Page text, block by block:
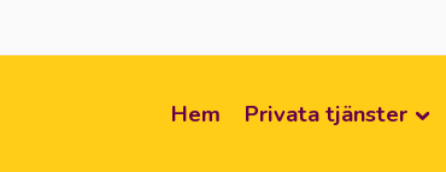
Hem Privata tjänster